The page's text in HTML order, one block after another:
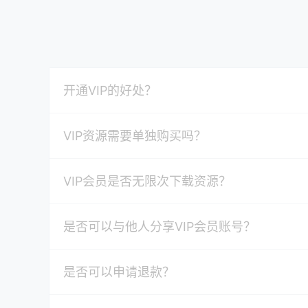
开通VIP的好处？
VIP资源需要单独购买吗？
VIP会员是否无限次下载资源？
是否可以与他人分享VIP会员账号？
是否可以申请退款？